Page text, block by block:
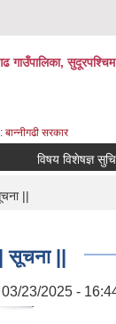
गाउँपालिका, सुदूरपश्चिम
सरकार
विषय विशेषज्ञ
||
||
23/2025 -